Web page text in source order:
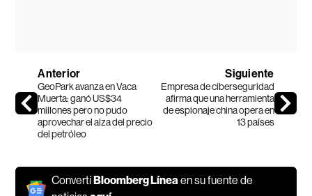
Anterior
GeoPark avanza en Vaca
Muerta: ganó US$34
millones pero no pudo
aprovechar el alza del precio
del petróleo
Siguiente
Empresa de ciberseguridad
afirma que una herramienta
de espionaje china opera en
13 países
ConvertíBloomberg Línea en su fuente de